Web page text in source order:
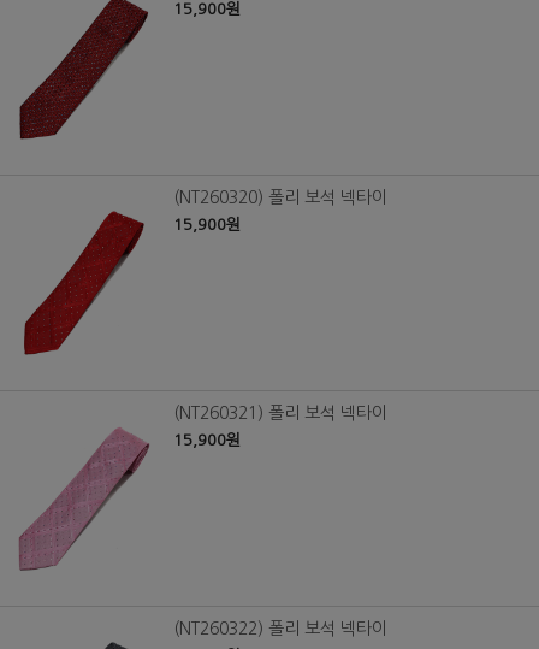
15,900원
(NT260320) 폴리 보석 넥타이
15,900원
(NT260321) 폴리 보석 넥타이
15,900원
(NT260322) 폴리 보석 넥타이